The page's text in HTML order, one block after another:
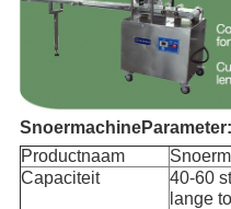
SnoermachineParameter:
Productnaam
Capaciteit
40-60
lange